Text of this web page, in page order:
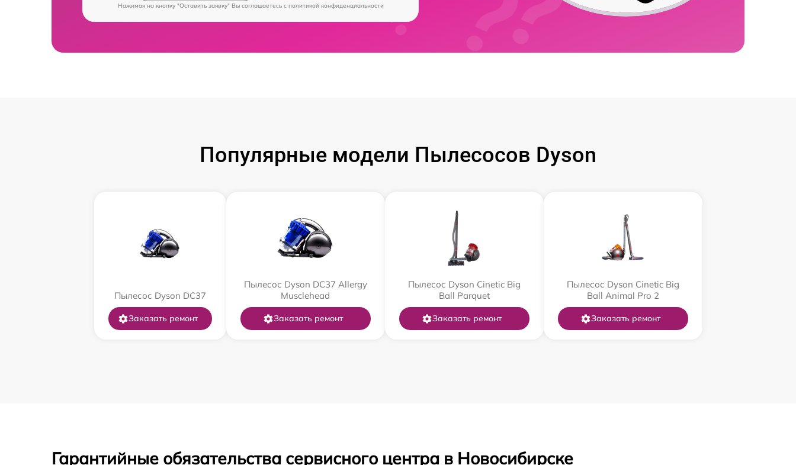
Нажимая на кнопку "Оставить заявку" Вы соглашаетесь c политикой конфиденциальности
Популярные модели Пылесосов Dyson
Пылесос Dyson DC37
Заказать ремонт
Пылесос Dyson DC37 Allergy
Musclehead
Заказать ремонт
Пылесос Dyson Cinetic Big
Ball Parquet
Заказать ремонт
Пылесос Dyson Cinetic Big
Ball Animal Pro 2
Заказать ремонт
Гарантийные обязательства сервисного центра в Новосибирске